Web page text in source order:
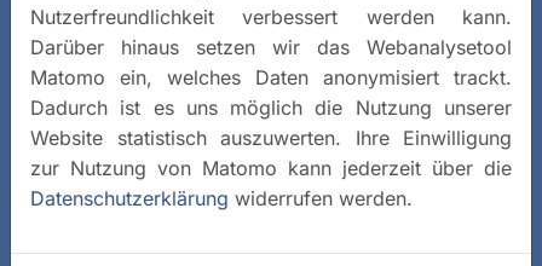
Nutzerfreundlichkeit verbessert werden kann.
Darüber hinaus setzen wir das Webanalysetool
Matomo ein, welches Daten anonymisiert trackt.
Dadurch ist es uns möglich die Nutzung unserer
Website statistisch auszuwerten. Ihre Einwilligung
zur Nutzung von Matomo kann jederzeit über die
Datenschutzerklärung widerrufen werden.